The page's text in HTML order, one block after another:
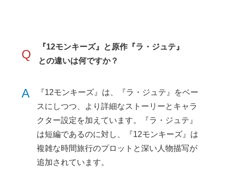
Q
『12モンキーズ』と原作『ラ・ジュテ』
との違いは何ですか？
A
『12モンキーズ』は、『ラ・ジュテ』をベー
スにしつつ、より詳細なストーリーとキャラ
クター設定を加えています。『ラ・ジュテ』
は短編であるのに対し、『12モンキーズ』は
複雑な時間旅行のプロットと深い人物描写が
追加されています。